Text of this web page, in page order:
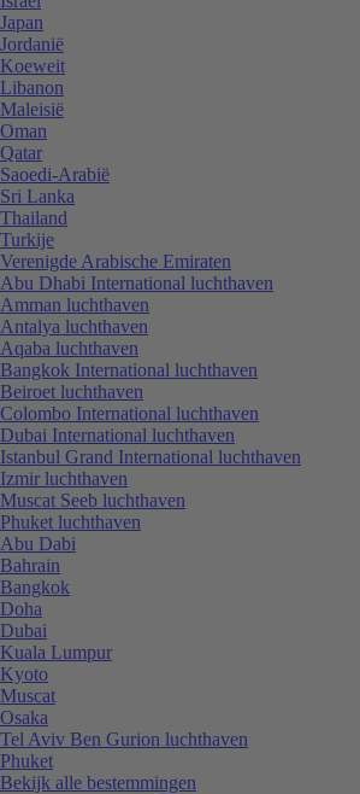
Japan
Jordanië
Koeweit
Libanon
Maleisië
Oman
Qatar
Saoedi-Arabië
Sri Lanka
Thailand
Turkije
Verenigde Arabische Emiraten
Abu Dhabi International luchthaven
Amman luchthaven
Antalya luchthaven
Aqaba luchthaven
Bangkok International luchthaven
Beiroet luchthaven
Colombo International luchthaven
Dubai International luchthaven
Istanbul Grand International luchthaven
Izmir luchthaven
Muscat Seeb luchthaven
Phuket luchthaven
Abu Dabi
Bahrain
Bangkok
Doha
Dubai
Kuala Lumpur
Kyoto
Muscat
Osaka
Tel Aviv Ben Gurion luchthaven
Phuket
Bekijk alle bestemmingen